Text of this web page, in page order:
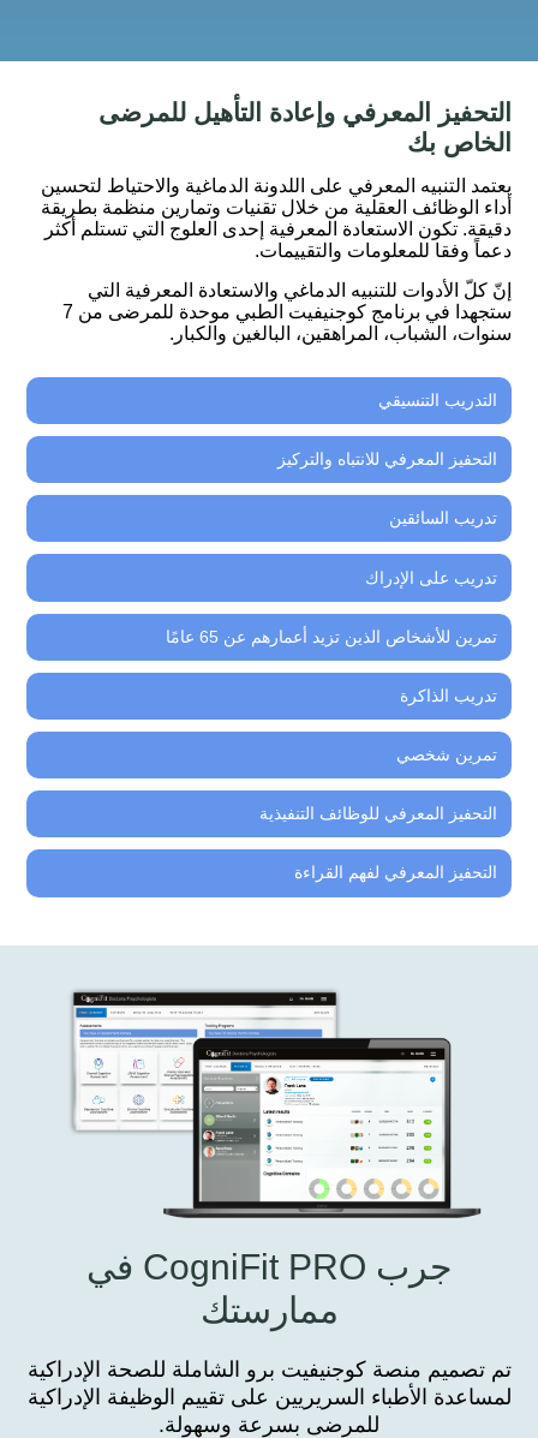
التحفيز المعرفي وإعادة التأهيل للمرضى
الخاص بك
يعتمد التنبيه المعرفي على اللدونة الدماغية والاحتياط لتحسين
أداء الوظائف العقلية من خلال تقنيات وتمارين منظمة بطريقة
دقيقة. تكون الاستعادة المعرفية إحدى العلوج التي تستلم أكثر
دعماً وفقا للمعلومات والتقييمات.
إنّ كلّ الأدوات للتنبيه الدماغي والاستعادة المعرفية التي
ستجهدا في برنامج كوجنيفيت الطبي موحدة للمرضى من 7
سنوات، الشباب، المراهقين، البالغين والكبار.
التدريب التنسيقي
التحفيز المعرفي للانتباه والتركيز
تدريب السائقين
تدريب على الإدراك
تمرين للأشخاص الذين تزيد أعمارهم عن 65 عامًا
تدريب الذاكرة
تمرين شخصي
التحفيز المعرفي للوظائف التنفيذية
التحفيز المعرفي لفهم القراءة
جرب CogniFit PRO في
ممارستك
تم تصميم منصة كوجنيفيت برو الشاملة للصحة الإدراكية
لمساعدة الأطباء السريريين على تقييم الوظيفة الإدراكية
للمرضى بسرعة وسهولة.